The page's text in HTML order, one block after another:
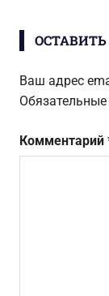
ОСТАВИТЬ
Ваш адрес
Комментарий